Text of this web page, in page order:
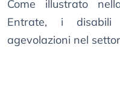
Come illustrato
Entrate, i
agevolazioni nel